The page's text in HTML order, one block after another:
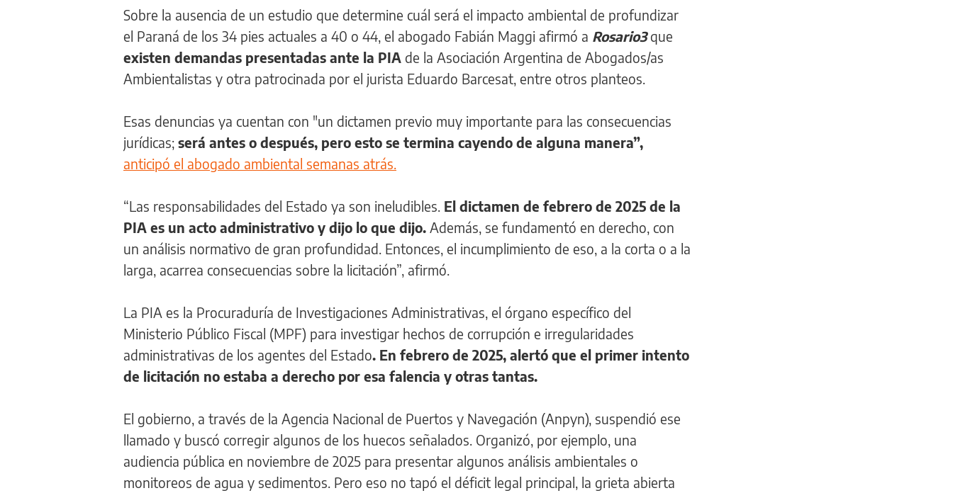
Sobre la ausencia de un estudio que determine cuál será el impacto ambiental de profundizar
el Paraná de los 34 pies actuales a 40 o 44, el abogado Fabián Maggi afirmó a Rosario3que
existen demandas presentadas ante la PIA de la Asociación Argentina de Abogados/as
Ambientalistas y otra patrocinada por el jurista Eduardo Barcesat, entre otros planteos.
Esas denuncias ya cuentan con "un dictamen previo muy importante para las consecuencias
jurídicas; será antes o después, pero esto se termina cayendo de alguna manera”,
anticipó el abogado ambiental semanas atrás.
“Las responsabilidades del Estado ya son ineludibles. El dictamen de febrero de 2025 de la
PIA es un acto administrativo y dijo lo que dijo. Además, se fundamentó en derecho, con
un análisis normativo de gran profundidad. Entonces, el incumplimiento de eso, a la corta o a la
larga, acarrea consecuencias sobre la licitación”, afirmó.
La PIA es la Procuraduría de Investigaciones Administrativas, el órgano específico del
Ministerio Público Fiscal (MPF) para investigar hechos de corrupción e irregularidades
administrativas de los agentes del Estado. En febrero de 2025, alertó que el primer intento
de licitación no estaba a derecho por esa falencia y otras tantas.
El gobierno, a través de la Agencia Nacional de Puertos y Navegación (Anpyn), suspendió ese
llamado y buscó corregir algunos de los huecos señalados. Organizó, por ejemplo, una
audiencia pública en noviembre de 2025 para presentar algunos análisis ambientales o
monitoreos de agua y sedimentos. Pero eso no tapó el déficit legal principal, la grieta abierta